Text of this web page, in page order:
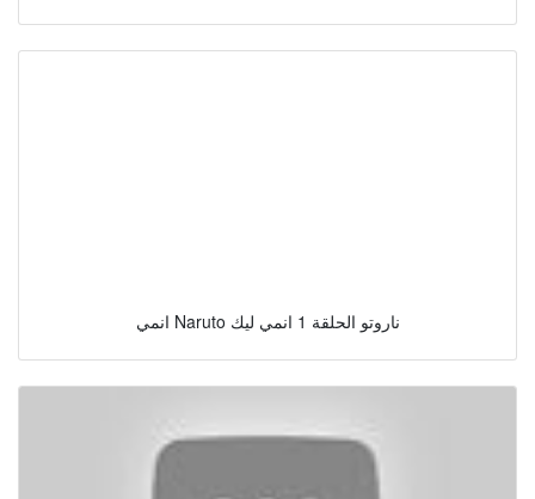
انمي Naruto ناروتو الحلقة 1 انمي ليك